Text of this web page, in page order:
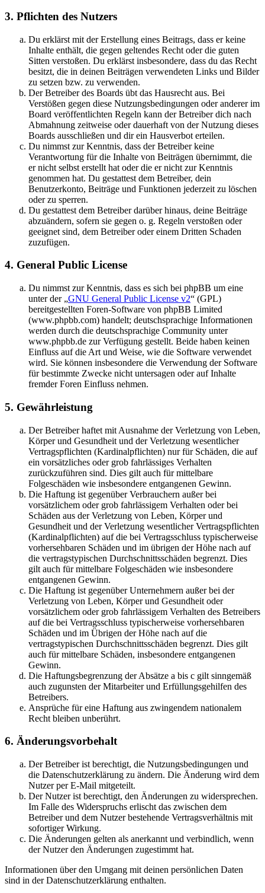
3. Pflichten des Nutzers
Du erklärst mit der Erstellung eines Beitrags, dass er keine
Inhalte enthält, die gegen geltendes Recht oder die guten
Sitten verstoßen. Du erklärst insbesondere, dass du das Recht
besitzt, die in deinen Beiträgen verwendeten Links und Bilder
zu setzen bzw. zu verwenden.
Der Betreiber des Boards übt das Hausrecht aus. Bei
Verstößen gegen diese Nutzungsbedingungen oder anderer im
Board veröffentlichten Regeln kann der Betreiber dich nach
Abmahnung zeitweise oder dauerhaft von der Nutzung dieses
Boards ausschließen und dir ein Hausverbot erteilen.
Du nimmst zur Kenntnis, dass der Betreiber keine
Verantwortung für die Inhalte von Beiträgen übernimmt, die
er nicht selbst erstellt hat oder die er nicht zur Kenntnis
genommen hat. Du gestattest dem Betreiber, dein
Benutzerkonto, Beiträge und Funktionen jederzeit zu löschen
oder zu sperren.
Du gestattest dem Betreiber darüber hinaus, deine Beiträge
abzuändern, sofern sie gegen o. g. Regeln verstoßen oder
geeignet sind, dem Betreiber oder einem Dritten Schaden
zuzufügen.
4. General Public License
Du nimmst zur Kenntnis, dass es sich bei phpBB um eine
unter der „GNU General Public License v2“ (GPL)
bereitgestellten Foren-Software von phpBB Limited
(www.phpbb.com) handelt; deutschsprachige Informationen
werden durch die deutschsprachige Community unter
www.phpbb.de zur Verfügung gestellt. Beide haben keinen
Einfluss auf die Art und Weise, wie die Software verwendet
wird. Sie können insbesondere die Verwendung der Software
für bestimmte Zwecke nicht untersagen oder auf Inhalte
fremder Foren Einfluss nehmen.
5. Gewährleistung
Der Betreiber haftet mit Ausnahme der Verletzung von Leben,
Körper und Gesundheit und der Verletzung wesentlicher
Vertragspflichten (Kardinalpflichten) nur für Schäden, die auf
ein vorsätzliches oder grob fahrlässiges Verhalten
zurückzuführen sind. Dies gilt auch für mittelbare
Folgeschäden wie insbesondere entgangenen Gewinn.
Die Haftung ist gegenüber Verbrauchern außer bei
vorsätzlichem oder grob fahrlässigem Verhalten oder bei
Schäden aus der Verletzung von Leben, Körper und
Gesundheit und der Verletzung wesentlicher Vertragspflichten
(Kardinalpflichten) auf die bei Vertragsschluss typischerweise
vorhersehbaren Schäden und im übrigen der Höhe nach auf
die vertragstypischen Durchschnittsschäden begrenzt. Dies
gilt auch für mittelbare Folgeschäden wie insbesondere
entgangenen Gewinn.
Die Haftung ist gegenüber Unternehmern außer bei der
Verletzung von Leben, Körper und Gesundheit oder
vorsätzlichem oder grob fahrlässigem Verhalten des Betreibers
auf die bei Vertragsschluss typischerweise vorhersehbaren
Schäden und im Übrigen der Höhe nach auf die
vertragstypischen Durchschnittsschäden begrenzt. Dies gilt
auch für mittelbare Schäden, insbesondere entgangenen
Gewinn.
Die Haftungsbegrenzung der Absätze a bis c gilt sinngemäß
auch zugunsten der Mitarbeiter und Erfüllungsgehilfen des
Betreibers.
Ansprüche für eine Haftung aus zwingendem nationalem
Recht bleiben unberührt.
6. Änderungsvorbehalt
Der Betreiber ist berechtigt, die Nutzungsbedingungen und
die Datenschutzerklärung zu ändern. Die Änderung wird dem
Nutzer per E-Mail mitgeteilt.
Der Nutzer ist berechtigt, den Änderungen zu widersprechen.
Im Falle des Widerspruchs erlischt das zwischen dem
Betreiber und dem Nutzer bestehende Vertragsverhältnis mit
sofortiger Wirkung.
Die Änderungen gelten als anerkannt und verbindlich, wenn
der Nutzer den Änderungen zugestimmt hat.
Informationen über den Umgang mit deinen persönlichen Daten
sind in der Datenschutzerklärung enthalten.